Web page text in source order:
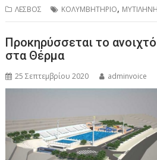
ΛΕΣΒΟΣ ΚΟΛΥΜΒΗΤΗΡΙΟ, ΜΥΤΙΛΗΝΗ
Προκηρύσσεται το
στα Θέρμα
25 Σεπτεμβρίου 2020 adminvoice